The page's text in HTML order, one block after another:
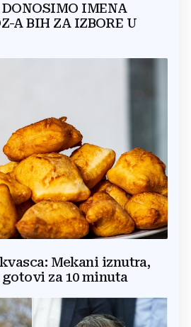
IMENA
A BIH ZA IZBORE U
Mekani iznutra,
za 10 minuta